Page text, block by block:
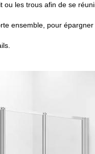
les trous afin de se
ensemble, pour